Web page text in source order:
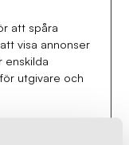
att spåra
visa annonser
enskilda
utgivare och